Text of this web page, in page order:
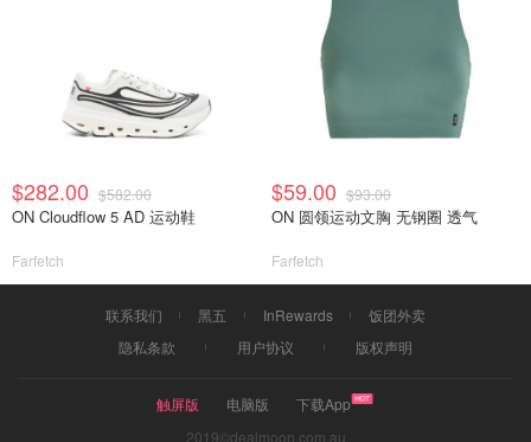
$282.00 $582.00
ON Cloudflow 5 AD 运动鞋
Farfetch
$59.00 $93.00
ON 圆领运动文胸 无钢圈 透气
Farfetch
联系我们 黑五 InRewards
饭团外卖
隐私条款
用户协议 版权声明
触屏版 电脑版
下载App
2019©dealmoon.com.au